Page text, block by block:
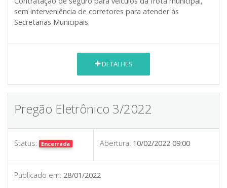
sem interveniência de corretores para atender às
Secretarias Municipais.
DETALHES
Pregão Eletrônico 3/2022
Status: Encerrada Abertura: 10/02/2022 09:00
Publicado em: 28/01/2022